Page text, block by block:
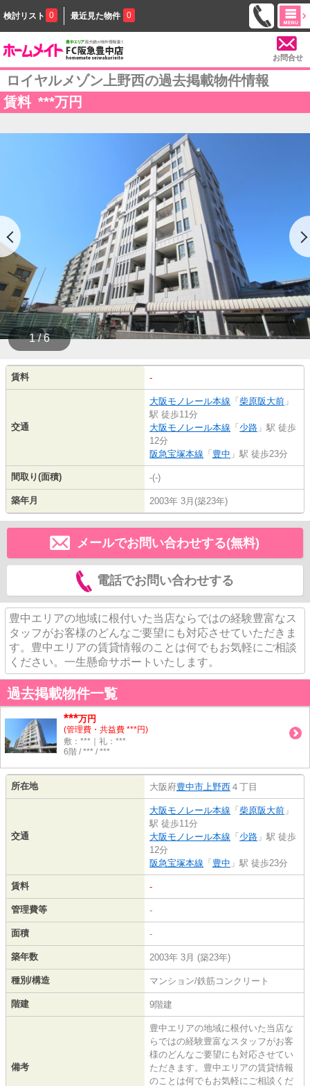
検討リスト 0 最近見た物件 0
お問合せ
ロイヤルメゾン上野西の過去掲載物件情報
賃料 ***万円
1 / 6
賃料 -
交通
大阪モノレール本線 「 柴原阪大前 」
駅 徒歩11分
大阪モノレール本線 「 少路 」駅 徒歩
12分
阪急宝塚本線 「 豊中 」駅 徒歩23分
間取り(面積) -(-)
築年月 2003年 3月(築23年)
メールでお問い合わせする(無料)
電話でお問い合わせする
豊中エリアの地域に根付いた当店ならではの経験豊富なス
タッフがお客様のどんなご要望にも対応させていただきま
す。豊中エリアの賃貸情報のことは何でもお気軽にご相談
ください。一生懸命サポートいたします。
過去掲載物件一覧
***万円
(管理費・共益費 ***円)
敷：***｜礼：***
6階 / *** / ***
所在地 大阪府豊中市上野西 ４丁目
交通
大阪モノレール本線 「 柴原阪大前 」
駅 徒歩11分
大阪モノレール本線 「 少路 」駅 徒歩
12分
阪急宝塚本線 「 豊中 」駅 徒歩23分
賃料 -
管理費等 -
面積 -
築年数 2003年 3月 (築23年)
種別/構造 マンション/鉄筋コンクリート
階建 9階建
備考
豊中エリアの地域に根付いた当店な
らではの経験豊富なスタッフがお客
様のどんなご要望にも対応させてい
ただきます。豊中エリアの賃貸情報
のことは何でもお気軽にご相談くだ